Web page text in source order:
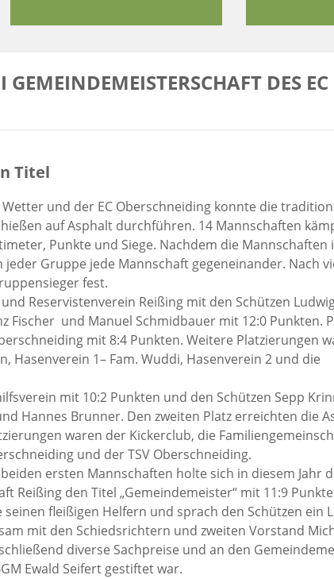
DES EC
Titel
und der EC Oberschneiding konnte die
auf Asphalt durchführen. 14 Mannschaften
Punkte und Siege. Nachdem die Mannschaften
Gruppe jede Mannschaft gegeneinander. Nach
fest.
Reservistenverein Reißing mit den Schützen
Fischer und Manuel Schmidbauer mit 12:0 Punkten.
mit 8:4 Punkten. Weitere Platzierungen
Hasenverein 1– Fam. Wuddi, Hasenverein 2 und die
mit 10:2 Punkten und den Schützen Sepp
Hannes Brunner. Den zweiten Platz erreichten die
waren der Kickerclub, die
und der TSV Oberschneiding.
ersten Mannschaften holte sich in diesem Jahr
Reißing den Titel „Gemeindemeister“ mit 11:9
fleißigen Helfern und sprach den Schützen ein
mit den Schiedsrichtern und zweiten Vorstand
diverse Sachpreise und an den
Ewald Seifert gestiftet war.